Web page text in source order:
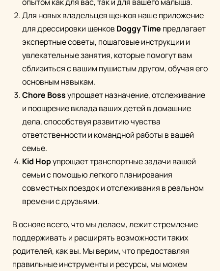
Для новых владельцев щенков наше приложение
для дрессировки щенков Doggy Time предлагает
экспертные советы, пошаговые инструкции и
увлекательные занятия, которые помогут вам
сблизиться с вашим пушистым другом, обучая его
основным навыкам.
Chore Bossупрощает назначение, отслеживание
и поощрение вклада ваших детей в домашние
дела, способствуя развитию чувства
ответственности и командной работы в вашей
семье.
Kid Hopупрощает транспортные задачи вашей
семьи с помощью легкого планирования
совместных поездок и отслеживания в реальном
времени с друзьями.
В основе всего, что мы делаем, лежит стремление
поддерживать и расширять возможности таких
родителей, как вы. Мы верим, что предоставляя
правильные инструменты и ресурсы, мы можем